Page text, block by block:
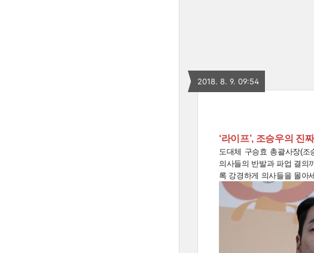
2018. 8. 9. 09:54
‘라이프’, 조승우의 진
도대체 구승효 총괄사장(
의사들의 반발과 파업 결의
록 강경하게 의사들을 몰아